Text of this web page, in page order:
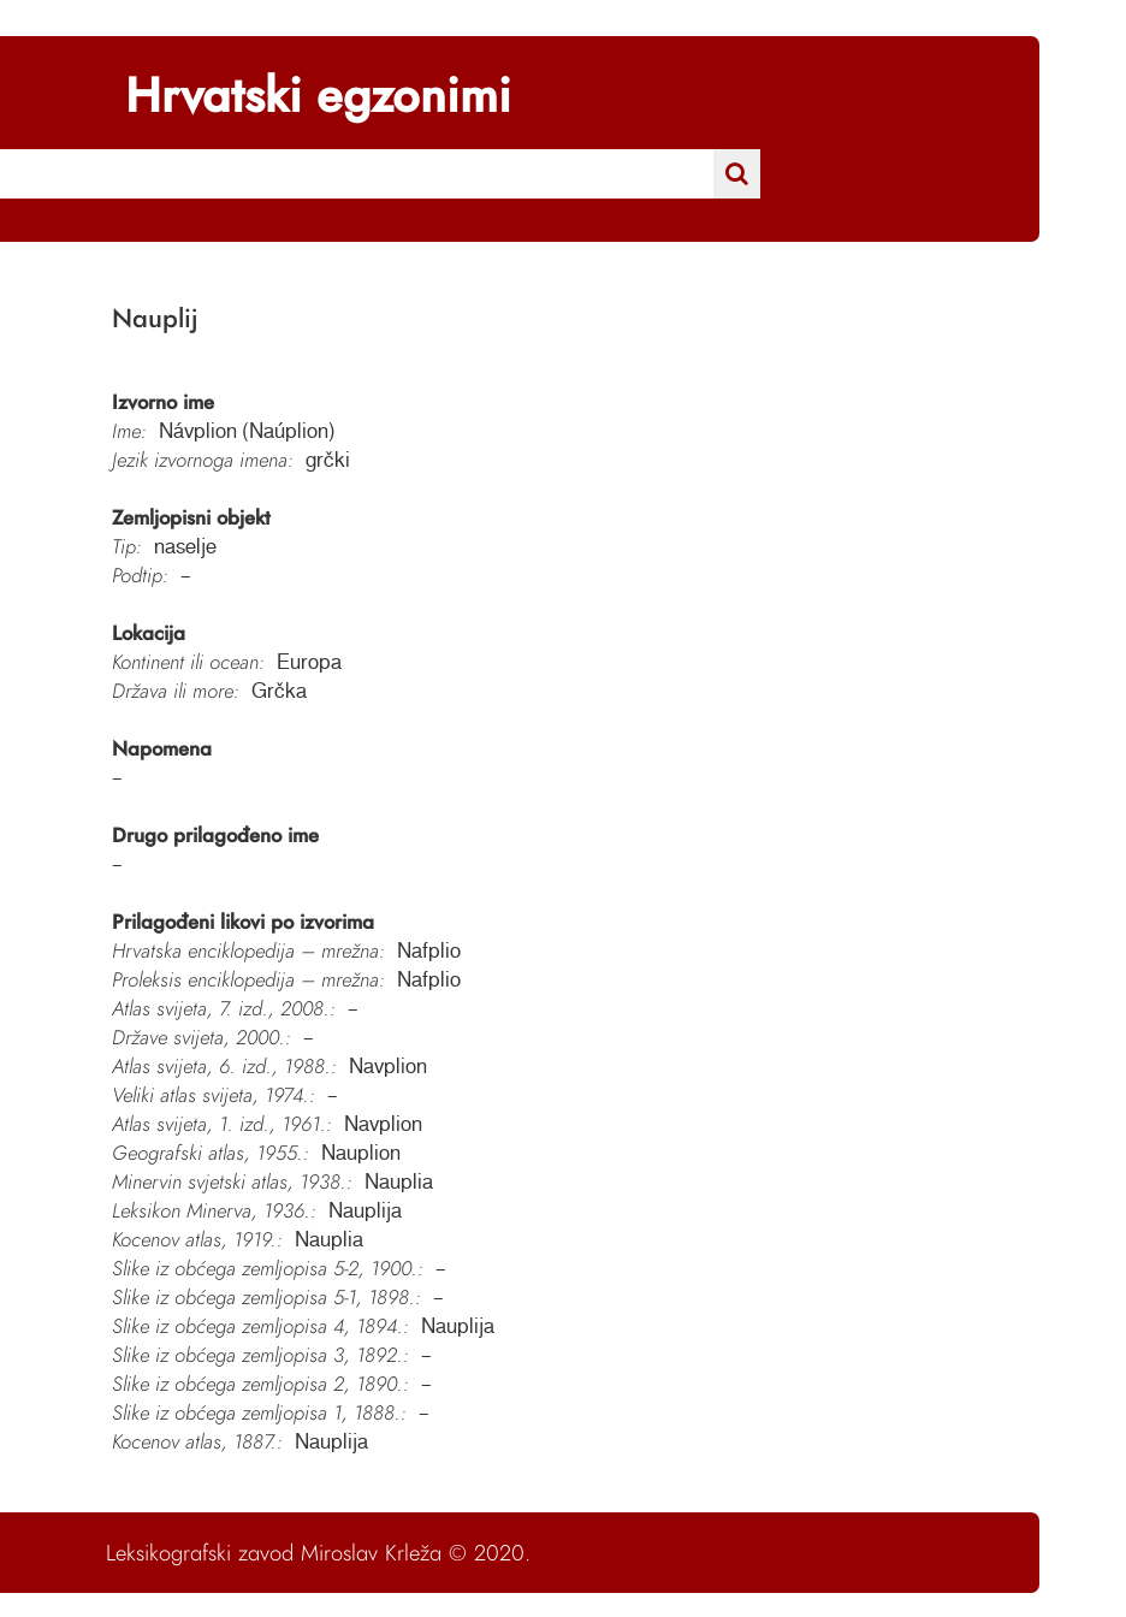
Hrvatski egzonimi
Nauplij
Izvorno ime
Ime:
Návplion (Naúplion)
Jezik izvornoga imena: grčki
Zemljopisni objekt
Tip:
naselje
Podtip: –
Lokacija
Kontinent ili ocean:
Europa
Država ili more: Grčka
Napomena
–
Drugo prilagođeno ime
–
Prilagođeni likovi po izvorima
Hrvatska enciklopedija – mrežna:
Nafplio
Proleksis enciklopedija – mrežna: Nafplio
Atlas svijeta, 7. izd., 2008.: –
Države svijeta, 2000.: –
Atlas svijeta, 6. izd., 1988.: Navplion
Veliki atlas svijeta, 1974.: –
Atlas svijeta, 1. izd., 1961.: Navplion
Geografski atlas, 1955.: Nauplion
Minervin svjetski atlas, 1938.: Nauplia
Leksikon Minerva, 1936.: Nauplija
Kocenov atlas, 1919.: Nauplia
Slike iz obćega zemljopisa 5-2, 1900.: –
Slike iz obćega zemljopisa 5-1, 1898.: –
Slike iz obćega zemljopisa 4, 1894.: Nauplija
Slike iz obćega zemljopisa 3, 1892.: –
Slike iz obćega zemljopisa 2, 1890.: –
Slike iz obćega zemljopisa 1, 1888.: –
Kocenov atlas, 1887.: Nauplija
Leksikografski zavod Miroslav Krleža © 2020.